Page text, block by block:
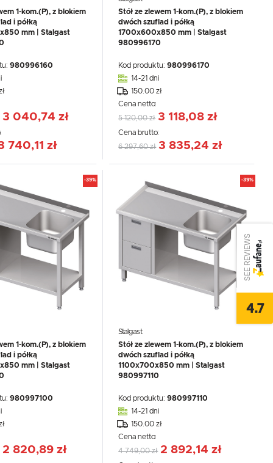
1-kom.(P), z blokiem
i półką
mm | Stalgast
980996160
3 040,74 zł
740,11 zł
Stół ze zlewem 1-kom.(P), z blokiem
dwóch szuflad i półką
1700x600x850 mm | Stalgast
980996170
Kod produktu:980996170
14-21 dni
150.00 zł
Cena netto:
5 120,00 zł 3 118,08 zł
Cena brutto:
6 297,60 zł 3 835,24 zł
-39%
1-kom.(P), z blokiem
i półką
mm | Stalgast
980997100
2 820,89 zł
-39%
Stalgast
Stół ze zlewem 1-kom.(P), z blokiem
dwóch szuflad i półką
1100x700x850 mm | Stalgast
980997110
Kod produktu:980997110
14-21 dni
150.00 zł
Cena netto:
4 749,00 zł 2 892,14 zł
SEE REVIEWS
4.7